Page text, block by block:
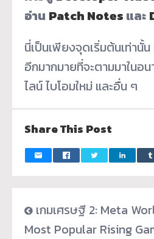
อ่าน Patch Notes และ
นี่เป็นเพียงจุดเริ่มต้นเท่านั้
อีกมากมายที่จะตามมาในอ
ไลน์ ไบโอมใหม่ และอื่น ๆ
Share This Post
เกมเศรษฐี 2: Meta
Most Popular Rising